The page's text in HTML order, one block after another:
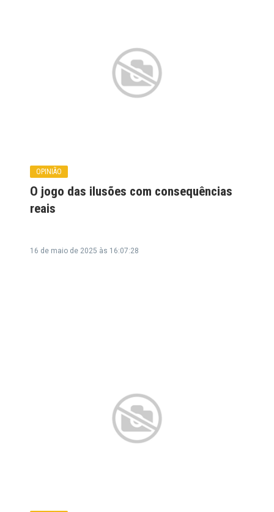
OPINIÃO
O jogo das ilusões com consequências
reais
16 de maio de 2025 às 16:07:28